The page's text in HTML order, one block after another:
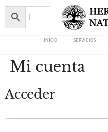
INICIO SERVICIOS
Mi cuenta
Acceder